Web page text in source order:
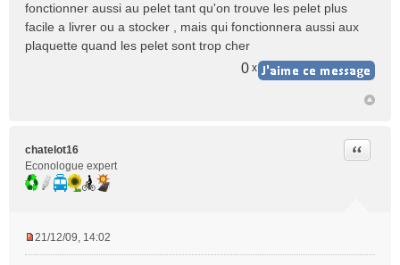
n
l
fonctionner aussi au pelet tant qu'on trouve les pelet plus
facile a livrer ou a stocker , mais qui fonctionnera aussi aux
plaquette quand les pelet sont trop cher
0 x
chatelot16
Econologue expert
Citer
21/12/09, 14:02